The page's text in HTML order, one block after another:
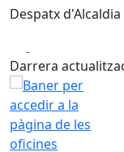
Despatx d'Alcaldia
Darrera